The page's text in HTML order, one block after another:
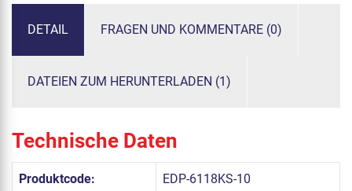
DETAIL FRAGEN UND KOMMENTARE (0)
DATEIEN ZUM HERUNTERLADEN (1)
Technische Daten
Produktcode: EDP-6118KS-10